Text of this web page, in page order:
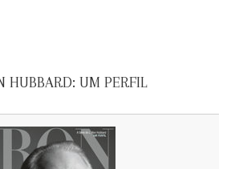
HUBBARD: UM PERFIL